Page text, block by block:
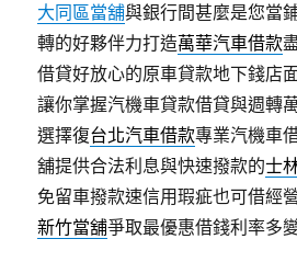
大同區當舖與銀行間甚麼是您當
轉的好夥伴力打造萬華汽車借款
借貸好放心的原車貸款地下錢店
讓你掌握汽機車貸款借貸與週轉
選擇復台北汽車借款專業汽機車
舖提供合法利息與快速撥款的士
免留車撥款速信用瑕疵也可借經
新竹當舖爭取最優惠借錢利率多